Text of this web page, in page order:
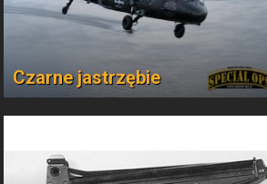
Czarne jastrzębie